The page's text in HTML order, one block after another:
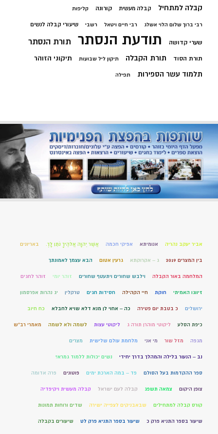
קבלה למתחיל קבלה מעשית קורונה קליפות
רבי ברוך שלום הלוי אשלג רבי חיים ויטאל רשבי שיעורי קבלה לנשים
שערי קדושה תודעת הנסתר תורת הנסתר
תורת הסוד תורת הקבלה תיקון ליל שבועות תיקוני הזוהר
תלמוד עשר הספירות תפילה
אביר יעקב נהריה אנומיתא אפיקי חכמה אֲשֶׁר יְהוָה אֱלֹהֶיךָ נֹתֵן לָךְ. באריונים
בין המצרים 2019 ג – אקרוקתא גרעין אטום הבא עצמך לאמונתך
המלחמה באור הקבלה וילבש שחורים ויתעטף שחורים זוהר יומי זוהר לחגים
זיווגו האמיתי חוקת חיי הקהילה חסידות חגים טרקלין יג נהרות אפרסמון
ירושלים כ בטבת יום פטירה כה – אחוי לן מנא דלא שויא לחבלא כח חיוב
כיפת הסלע ליקוטי מוהרן תורה ג ליקוטי עצות לשמה ולא לשמה מאמרי רב"ש
מגפה מזל שור מי אני מלחמת עולם שלישית מצרים
נב – הנעור בלילה והמהלך בדרך יחידי נשים יכולות ללמוד גמרא?
ספר ההקדמות בעל הסולם פד – במה הארכת ימים פוטונים פרה אדומה
צופן היקום צמאה תשפג קבלה לעם ישראל קבלה מעשית ויקיפדיה
קורס קבלה למתחילים שבאבניקים לצפייה ישירה שדים ורוחות תמונות
שיעור בספר התניא פרק כ שיעור בספר התניא פרק לט שיעורים בקבלה